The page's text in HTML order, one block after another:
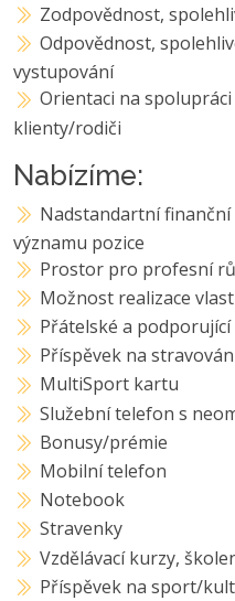
Zodpovědnost,
Odpovědnost,
vystupování
Orientaci na
klienty/rodiči
Nabízíme:
Nadstandartní
významu pozice
Prostor pro profesní
Možnost realizace
Přátelské a
Příspěvek na
MultiSport kartu
Služební telefon s
Bonusy/prémie
Mobilní telefon
Notebook
Stravenky
Vzdělávací kurzy,
Příspěvek na sport/